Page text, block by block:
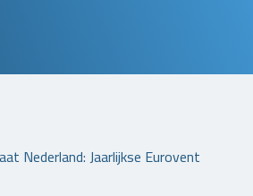
Nederland: Jaarlijkse Eurovent